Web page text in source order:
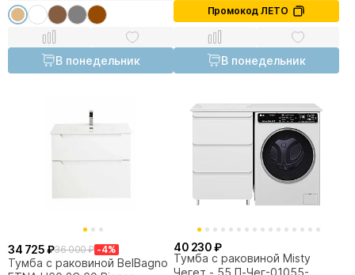
В понедельник
Промокод ЛЕТО
В понедельник
34 725 ₽36 000 ₽ -4%
Тумба с раковиной BelBagno
40 230 ₽
Тумба с раковиной Misty
Чегет - 55 П-Чег-01055-